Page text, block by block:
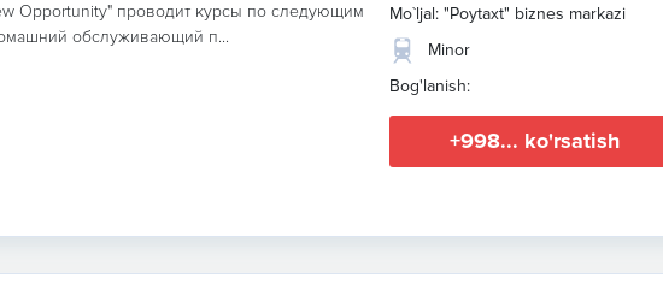
Opportunity" проводит курсы по следующим
обслуживающий п...
Mo`ljal: "Poytaxt" biznes markazi
Minor
Bog'lanish:
+998... ko'rsatish